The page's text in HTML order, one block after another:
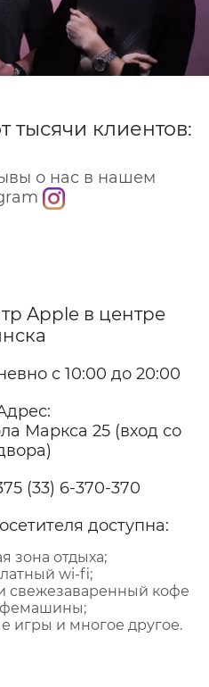
тысячи клиентов:
о нас в нашем
Apple в центре
с 10:00 до 20:00
Маркса 25 (вход со
(33) 6-370-370
доступна:
зона отдыха;
wi-fi;
свежезаваренный кофе
игры и многое другое.